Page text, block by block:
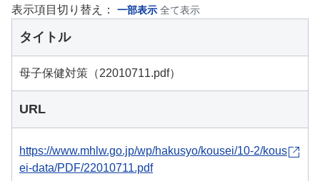
表示項目切り替え： 一部表示 全て表示
タイトル
母子保健対策（22010711.pdf）
URL
https://www.mhlw.go.jp/wp/hakusyo/kousei/10-2/kous
ei-data/PDF/22010711.pdf